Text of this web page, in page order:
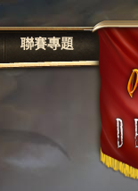
聯賽專題